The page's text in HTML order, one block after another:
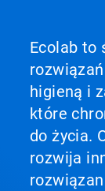
Ecolab to
higieną i
które
do życia.
rozwija